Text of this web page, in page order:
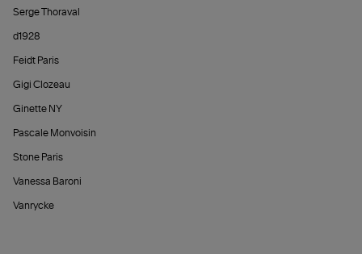
Serge Thoraval
d1928
Feidt Paris
Gigi Clozeau
Ginette NY
Pascale Monvoisin
Stone Paris
Vanessa Baroni
Vanrycke